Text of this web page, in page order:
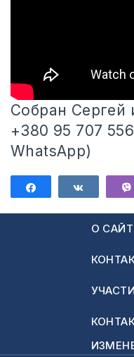
Собран Сергей
+380 95 707
WhatsApp)
Поделиться
О